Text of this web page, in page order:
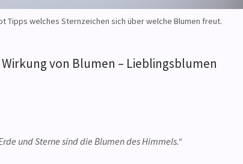
Tipps welches Sternzeichen sich über welche Blumen freut.
von Blumen – Lieblingsblumen
und Sterne sind die Blumen des Himmels.“